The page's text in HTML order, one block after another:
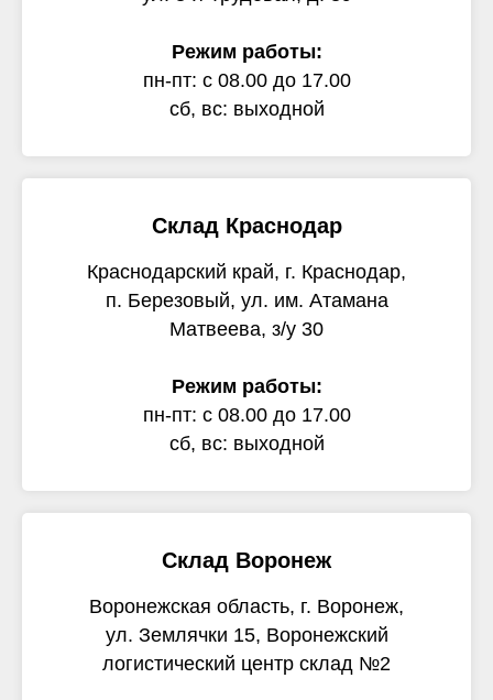
Режим работы:
пн-пт: с 08.00 до 17.00
сб, вс: выходной
Склад Краснодар
Краснодарский край, г. Краснодар,
п. Березовый, ул. им. Атамана
Матвеева, з/у 30
Режим работы:
пн-пт: с 08.00 до 17.00
сб, вс: выходной
Склад Воронеж
Воронежская область, г. Воронеж,
ул. Землячки 15, Воронежский
логистический центр склад №2